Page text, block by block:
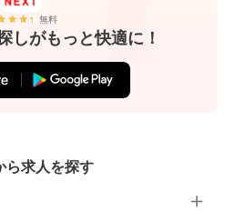
無料
しがもっと快適に！
ら求人を探す